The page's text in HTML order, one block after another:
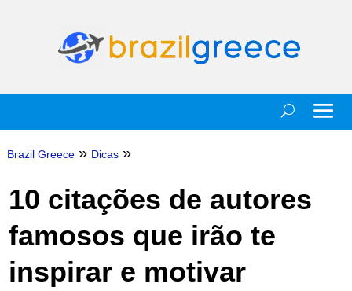
Brazil Greece » Dicas »
10 citações de autores
famosos que irão te
inspirar e motivar